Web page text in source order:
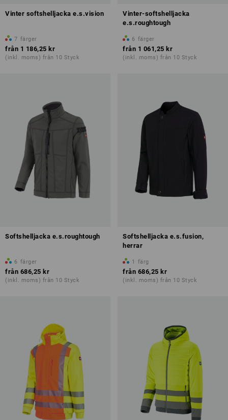
Vinter softshelljacka e.s.vision
7 färger
från 1 186,25 kr
(inkl. moms) från 10 Styck
Vinter-softshelljacka
e.s.roughtough
6 färger
från 1 061,25 kr
(inkl. moms) från 10 Styck
Softshelljacka e.s.roughtough
6 färger
från 686,25 kr
(inkl. moms) från 10 Styck
Softshelljacka e.s.fusion,
herrar
1 färg
från 686,25 kr
(inkl. moms) från 10 Styck